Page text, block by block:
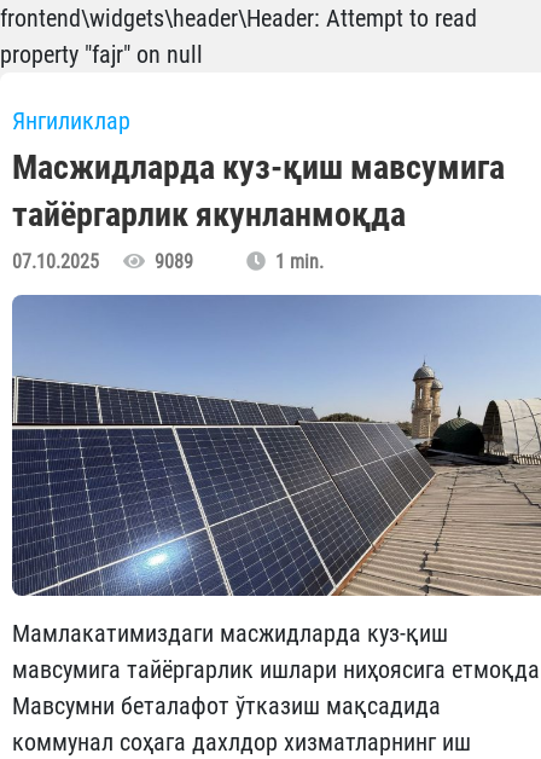
frontend\widgets\header\Header: Attempt to read
property "fajr" on null
Янгиликлар
Масжидларда куз-қиш мавсумига
тайёргарлик якунланмоқда
07.10.2025 9089 1 min.
Мамлакатимиздаги масжидларда куз-қиш
мавсумига тайёргарлик ишлари ниҳоясига
Мавсумни беталафот ўтказиш мақсадида
коммунал соҳага дахлдор хизматларнинг иш